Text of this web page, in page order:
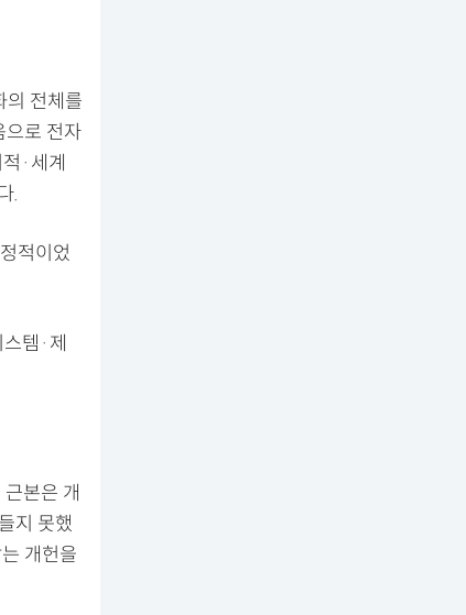
의 전체를
으로 전자
·세계
.
적이었
템·제
본은 개
지 못했
개헌을